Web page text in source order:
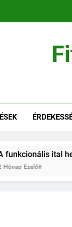
ital helyet
Ezelőtt